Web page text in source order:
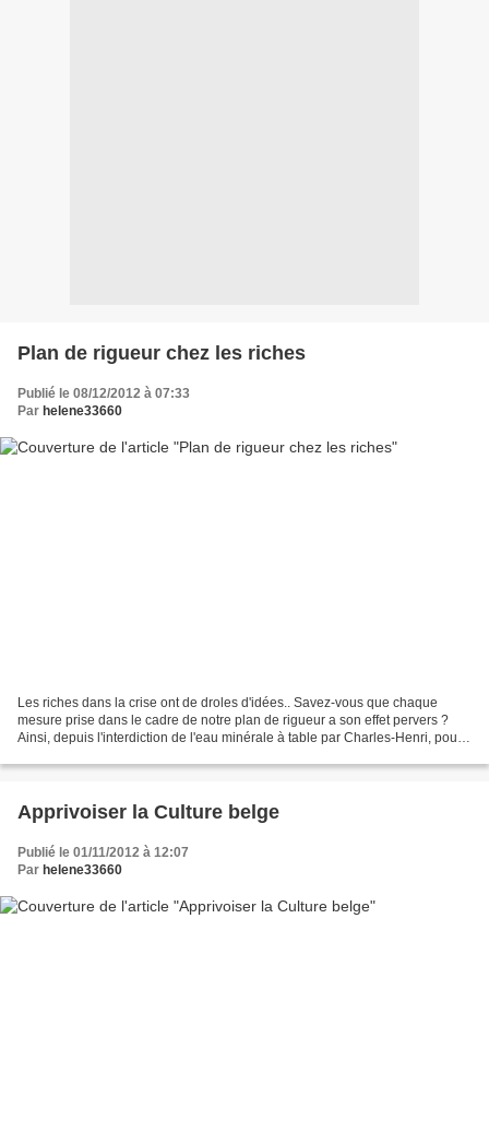
Plan de rigueur chez les riches
Publié le 08/12/2012 à 07:33
Par helene33660
Les riches dans la crise ont de droles d'idées.. Savez-vous que chaque
mesure prise dans le cadre de notre plan de rigueur a son effet pervers ?
Ainsi, depuis l'interdiction de l'eau minérale à table par Charles-Henri, pour
Apprivoiser la Culture belge
Publié le 01/11/2012 à 12:07
Par helene33660